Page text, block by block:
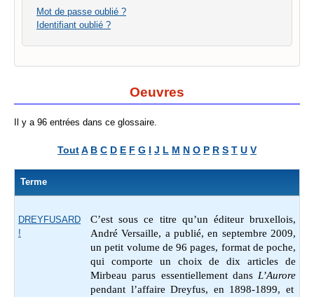
Mot de passe oublié ?
Identifiant oublié ?
Oeuvres
Il y a 96 entrées dans ce glossaire.
ToutA B C D E F G I J L M N O P R S T U V
Terme
DREYFUSARD
!
C’est sous ce titre qu’un éditeur bruxellois,
André Versaille, a publié, en septembre 2009,
un petit volume de 96 pages, format de poche,
qui comporte un choix de dix articles de
Mirbeau parus essentiellement dans L’Aurore
pendant l’affaire Dreyfus, en 1898-1899, et